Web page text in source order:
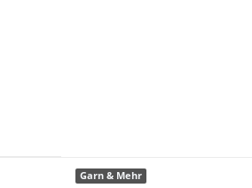
Garn & Mehr